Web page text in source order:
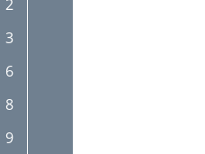
2
3
6
8
9